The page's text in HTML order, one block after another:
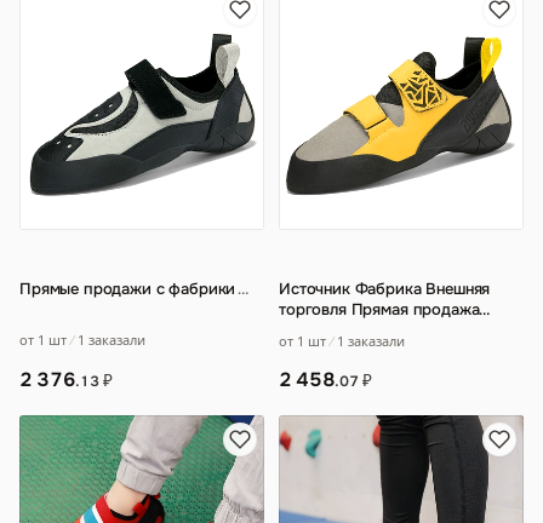
Прямые продажи с фабрики…
от 1 шт 1 заказали
2 376.13₽
Источник Фабрика Внешняя
торговля Прямая продажа
профессиональная спортив
от 1 шт 1 заказали
2 458.07 ₽